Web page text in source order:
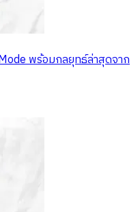
พร้อมกลยุทธ์ล่าสุดจาก